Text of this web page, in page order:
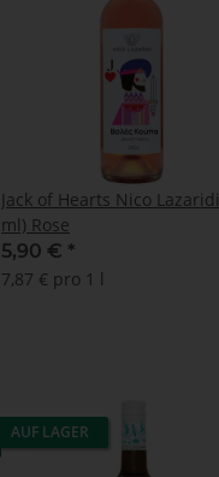
Jack of Hearts Nico Lazaridi (750
ml) Rose
5,90 € *
7,87 € pro 1 l
AUF LAGER